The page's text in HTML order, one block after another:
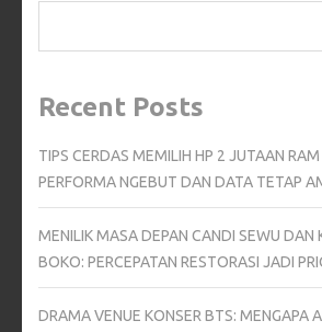
Recent Posts
TIPS CERDAS MEMILIH HP 2 JUTAAN RAM
PERFORMA NGEBUT DAN DATA TETAP
MENILIK MASA DEPAN CANDI SEWU DAN
BOKO: PERCEPATAN RESTORASI JADI
DRAMA VENUE KONSER BTS: MENGAPA